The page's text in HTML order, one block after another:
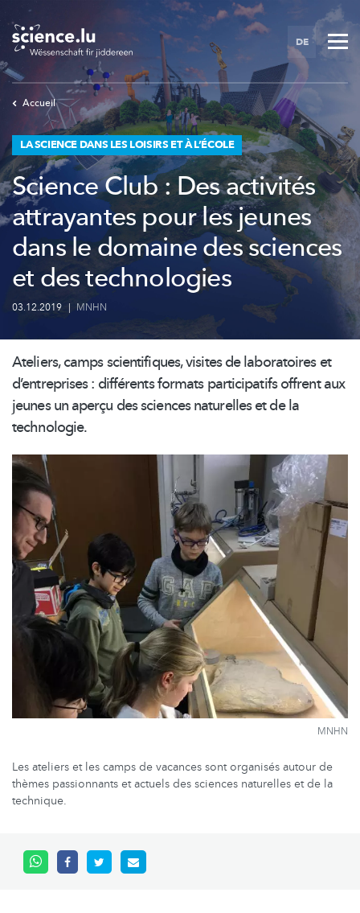
to
main
content
DE
Accueil
LA SCIENCE DANS LES LOISIRS ET À L’ÉCOLE
Science Club : Des activités
attrayantes pour les jeunes
dans le domaine des sciences
et des technologies
03.12.2019 | MNHN
Ateliers, campsscientifiques,visites de laboratoires et
d’entreprises: différents formats participatifs offrent aux
jeunes un aperçu des sciences naturelles et de la
technologie.
MNHN
Les ateliers et les camps de vacances sont organisés autour de
thèmes passionnants et actuels des sciences naturelles et de la
technique.